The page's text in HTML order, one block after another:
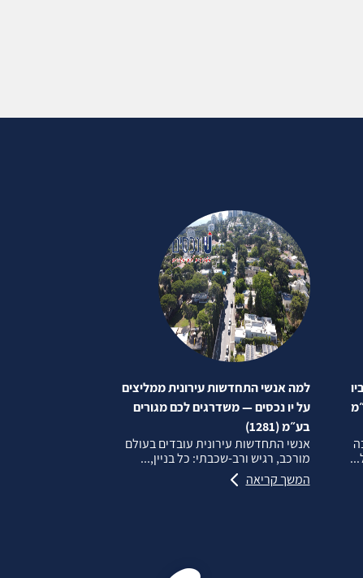
למה אנשי התחדשות עירונית ממליצים
על יו נכסים — משדרגים לכם מגורים
בע״מ (1281)
אנשי התחדשות עירונית עובדים בעולם
מורכב, רגיש ורב‑שכבתי: כל בניין,...
המשך קריאה